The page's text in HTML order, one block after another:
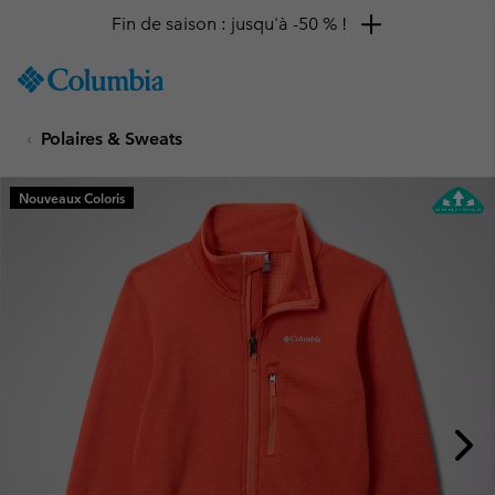
TO
SKIP
MAIN
NAV
Fin de saison : jusqu'à -50 % !
Polaires & Sweats
Nouveaux Coloris